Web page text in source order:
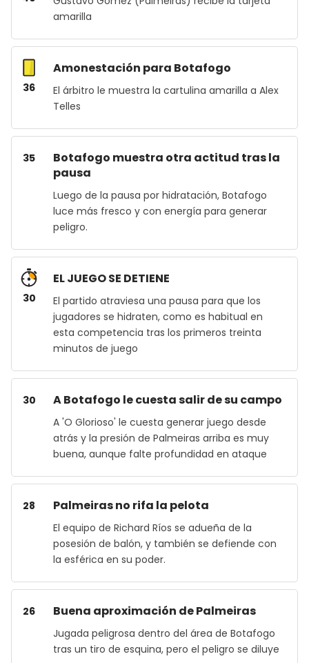
amarilla
36
Amonestación para Botafogo
El árbitro le muestra la cartulina amarilla a Alex
Telles
35
Botafogo muestra otra actitud tras la
pausa
Luego de la pausa por hidratación, Botafogo
luce más fresco y con energía para generar
peligro.
30
EL JUEGO SE DETIENE
El partido atraviesa una pausa para que los
jugadores se hidraten, como es habitual en
esta competencia tras los primeros treinta
minutos de juego
30 A Botafogo le cuesta salir de su campo
A 'O Glorioso' le cuesta generar juego desde
atrás y la presión de Palmeiras arriba es muy
buena, aunque falte profundidad en ataque
28 Palmeiras no rifa la pelota
El equipo de Richard Ríos se adueña de la
posesión de balón, y también se defiende con
la esférica en su poder.
26 Buena aproximación de Palmeiras
Jugada peligrosa dentro del área de Botafogo
tras un tiro de esquina, pero el peligro se diluye